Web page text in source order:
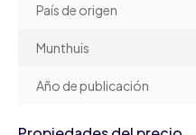
País de origen
Munthuis
Año de publicación